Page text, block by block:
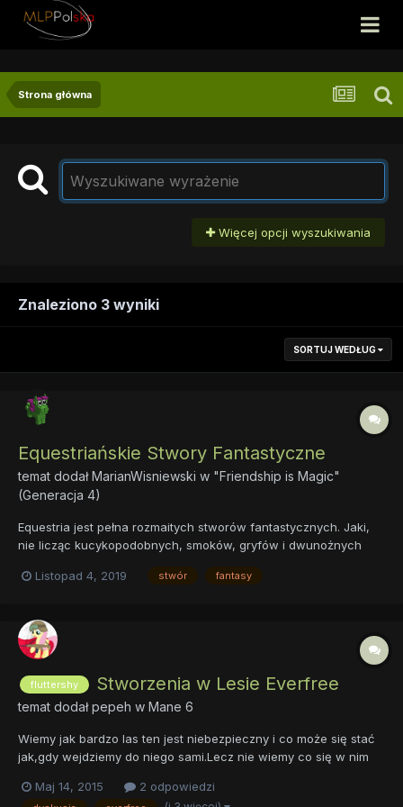
Strona główna
Więcej opcji wyszukiwania
Znaleziono 3 wyniki
SORTUJ WEDŁUG
Equestriańskie Stwory Fantastyczne
temat dodałMarianWisniewski w "Friendship is Magic"
(Generacja 4)
Equestria jest pełna rozmaitych stworów fantastycznych. Jaki,
nie licząc kucykopodobnych, smoków, gryfów i dwunożnych
stwora, jego zdjęcie z serialu, występowanie i dlaczego go
Listopad 4, 2019 stwór fantasy
fluttershy Stworzenia w Lesie Everfree
temat dodałpepeh w Mane 6
Wiemy jak bardzo las ten jest niebezpieczny i co może się stać
jak,gdy wejdziemy do niego sami.Lecz nie wiemy co się w nim
Fluttershy listę zwierząt kryjących się tam.
Maj 14, 2015 2 odpowiedzi